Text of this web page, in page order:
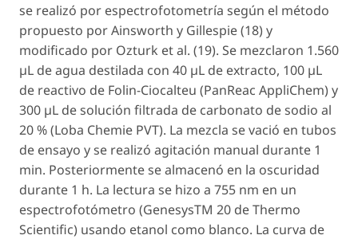
se realizó por espectrofotometría según el método
propuesto por Ainsworth y Gillespie (18) y
modificado por Ozturk et al. (19). Se mezclaron 1.560
µL de agua destilada con 40 µL de extracto, 100 µL
de reactivo de Folin-Ciocalteu (PanReac AppliChem) y
300 µL de solución filtrada de carbonato de sodio al
20 % (Loba Chemie PVT). La mezcla se vació en tubos
de ensayo y se realizó agitación manual durante 1
min. Posteriormente se almacenó en la oscuridad
durante 1 h. La lectura se hizo a 755 nm en un
espectrofotómetro (GenesysTM 20 de Thermo
Scientific) usando etanol como blanco. La curva de